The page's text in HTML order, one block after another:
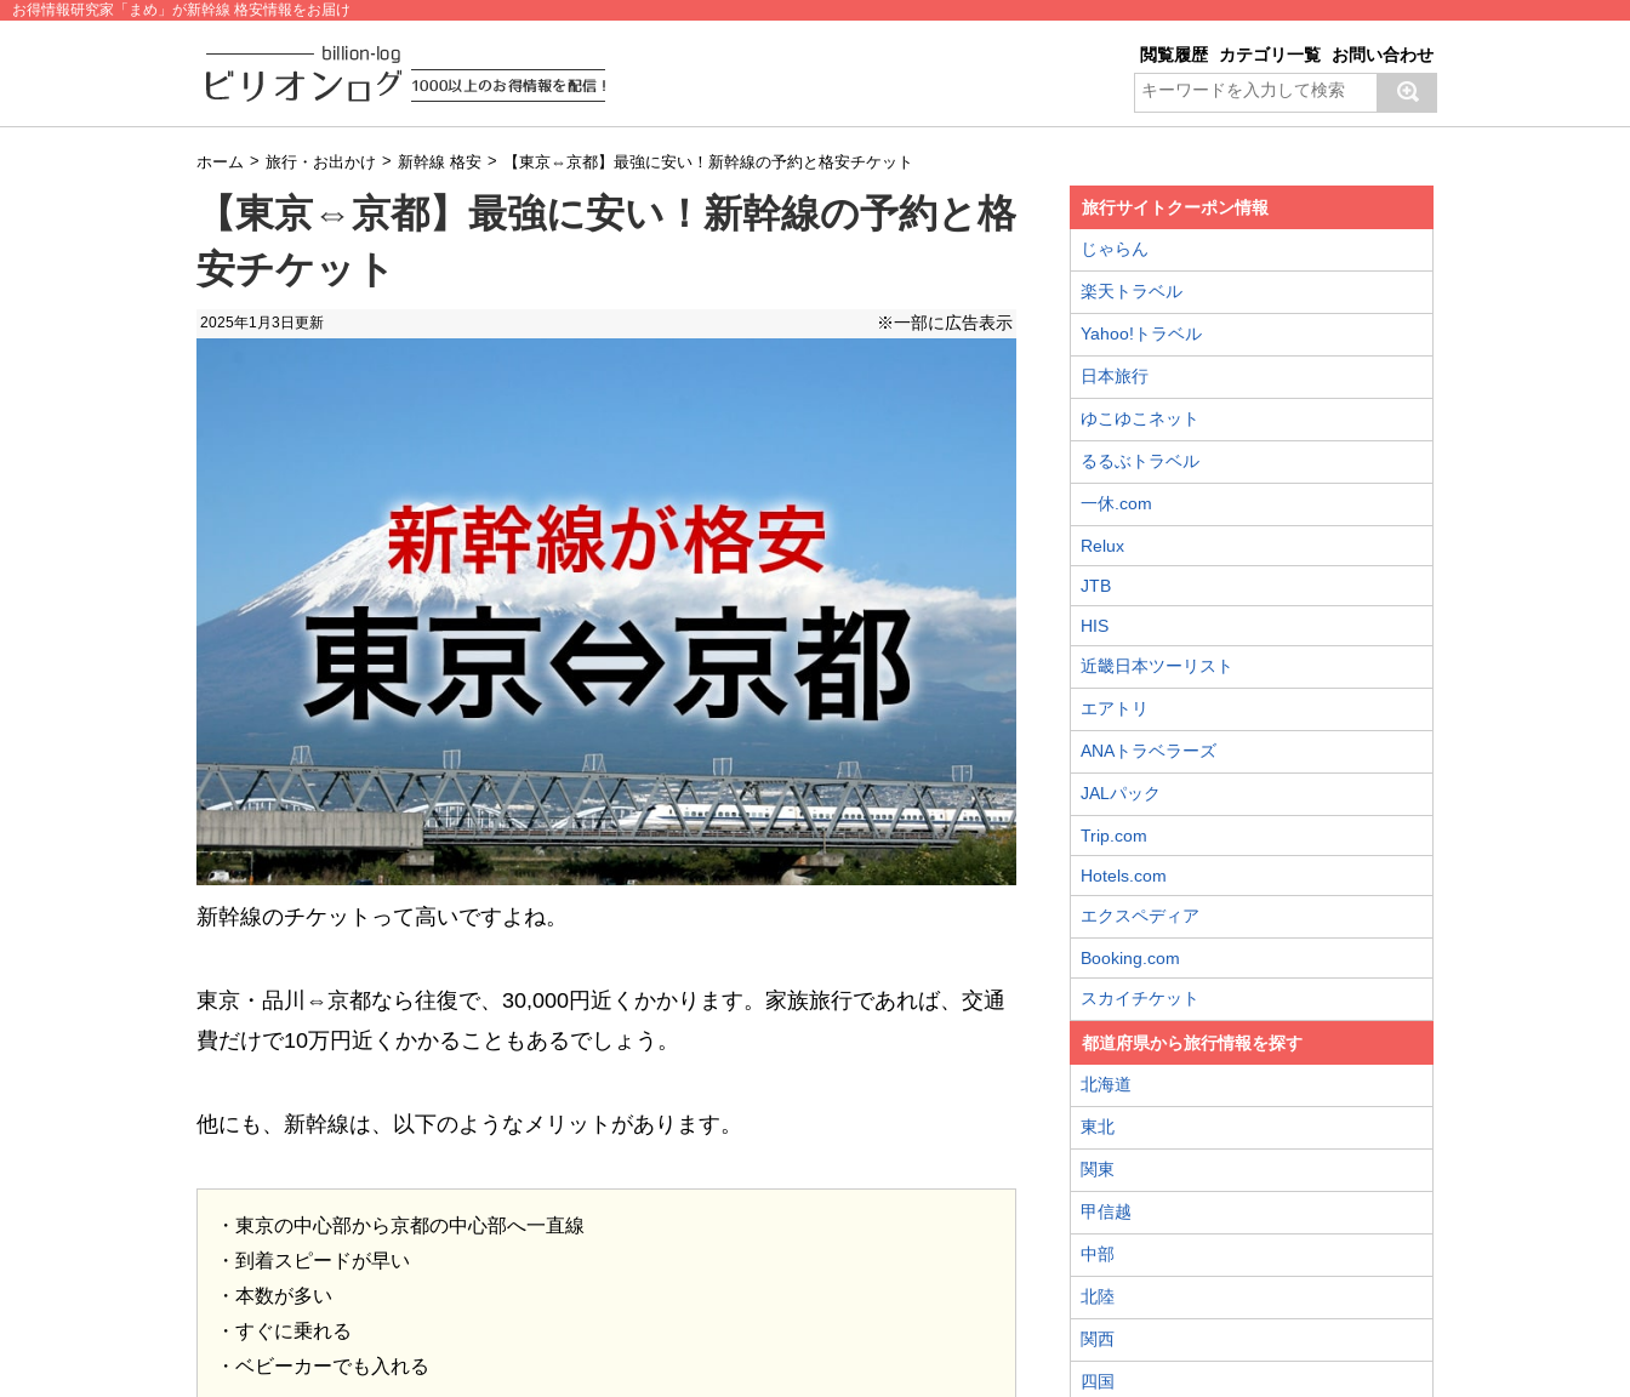
お得情報研究家「まめ」が新幹線 格安情報をお届け
閲覧履歴 カテゴリ一覧 お問い合わせ
ホーム > 旅行・お出かけ > 新幹線 格安 > 【東京⇔京都】最強に安い！新幹線の予約と格安チケット
【東京⇔京都】最強に安い！新幹線の予約と格
安チケット
2025年1月3日 更新 ※一部に広告表示
新幹線のチケットって高いですよね。
東京・品川⇔京都なら往復で、30,000円近くかかります。家族旅行であれば、交通
費だけで10万円近くかかることもあるでしょう。
他にも、新幹線は、以下のようなメリットがあります。
・東京の中心部から京都の中心部へ一直線
・到着スピードが早い
・本数が多い
・すぐに乗れる
・ベビーカーでも入れる
旅行サイトクーポン情報
じゃらん
楽天トラベル
Yahoo!トラベル
日本旅行
ゆこゆこネット
るるぶトラベル
一休.com
Relux
JTB
HIS
近畿日本ツーリスト
エアトリ
ANAトラベラーズ
JALパック
Trip.com
Hotels.com
エクスペディア
Booking.com
スカイチケット
都道府県から旅行情報を探す
北海道
東北
関東
甲信越
中部
北陸
関西
四国